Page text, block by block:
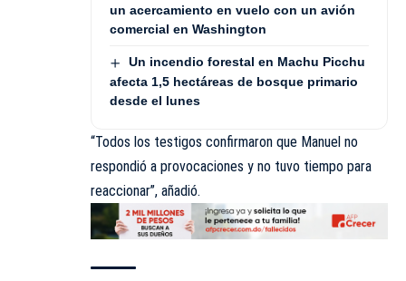
un acercamiento en vuelo con un avión
comercial en Washington
Un incendio forestal en Machu Picchu
afecta 1,5 hectáreas de bosque primario
desde el lunes
“Todos los testigos confirmaron que Manuel no
respondió a provocaciones y no tuvo tiempo para
reaccionar”, añadió.